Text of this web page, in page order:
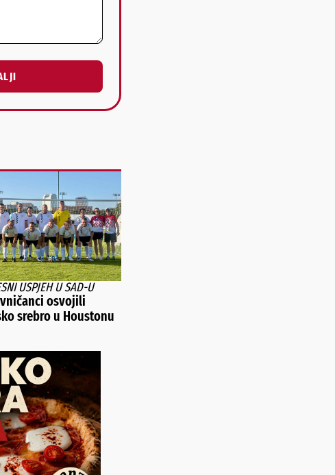
USPJEH U SAD-U
osvojili
srebro u Houstonu